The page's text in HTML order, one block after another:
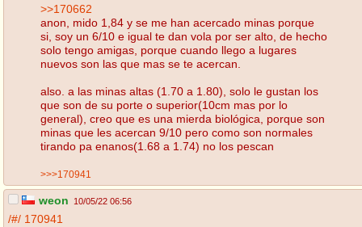
>>170662
anon, mido 1,84 y se me han acercado minas porque
si, soy un 6/10 e igual te dan vola por ser alto, de hecho
solo tengo amigas, porque cuando llego a lugares
nuevos son las que mas se te acercan.
also. a las minas altas (1.70 a 1.80), solo le gustan los
que son de su porte o superior(10cm mas por lo
general), creo que es una mierda biológica, porque son
minas que les acercan 9/10 pero como son normales
tirando pa enanos(1.68 a 1.74) no los pescan
>>>170941
weon 10/05/22 06:56
/#/ 170941